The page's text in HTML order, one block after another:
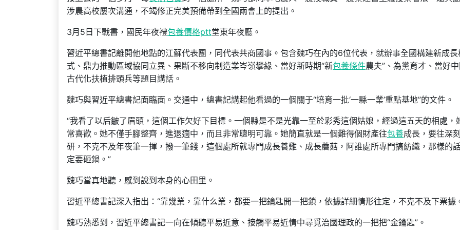
涉農高校屢次溝通，不竭修正完美預備帶到全國兩會上的提出。
3月5日下戰書，國民年夜禮包養價格ptt堂東年夜廳。
習近平總書記離開他地點的江蘇代表團，同代表共商國事。包含魏巧在內的6位代表，就辦事全國構建新成長
式、鼎力推動區域協同立異、果斷不移向制造業岑嶺攀緣、當好新時期“新包養條件農夫”、為黨育才、當好
古代化扶植排頭兵等題目講話。
魏巧與習近平總書記面臨面。交通中，總書記講起他看過的一個關于“培育一批‘一縣一業’重點基地”的文件。
“我看了以后皺了眉頭，這個工作欠好下目標。一個縣是不是光靠一至於彩秀這個姑娘，經過這五天的相處，
常喜歡。她不僅手腳整齊，進退適中，而且非常聰明可靠。她簡直就是一個難得個財產往包養成長，要往深
研，不克不及年夜筆一揮，撥一筆錢，這個處所就專門成長養雞、成長蘑菇，阿誰處所專門搞紡織，那樣的
定要砸鍋。”
魏巧當真地聽，感到說到本身的心田里。
習近平總書記深入指出：“靠幾業，靠什么業，都要一把鑰匙開一把鎖，依據詳細情形往定，不克不及下票據
魏巧熟悉到，習近平總書記一向在傾聽平易近意、接觸平易近情中尋覓治國理政的一把把“金鑰匙”。